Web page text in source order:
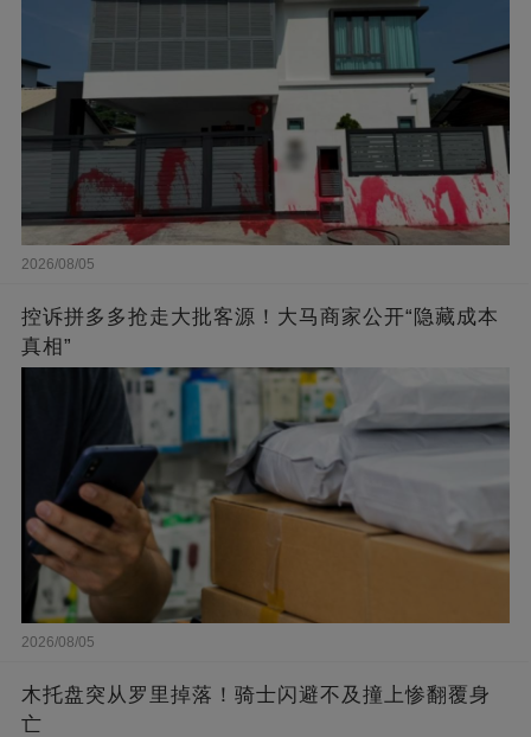
2026/08/05
控诉拼多多抢走大批客源！大马商家公开“隐藏成本
真相”
2026/08/05
木托盘突从罗里掉落！骑士闪避不及撞上惨翻覆身
亡